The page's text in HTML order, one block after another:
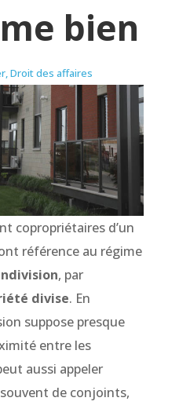
bien
,Droit des affaires
copropriétaires d’un
référence au régime
, par
divise. En
suppose presque
entre les
aussi appeler
souvent de conjoints,